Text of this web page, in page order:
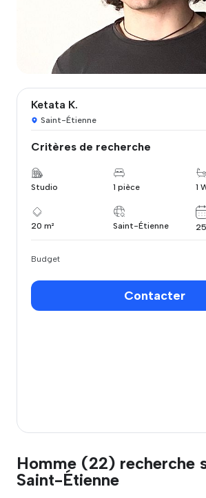
Ketata K.
Saint-Étienne
Critères de recherche
Studio 1 pièce 1
20 m² Saint-Étienne
Budget
Contacter
Homme (22) recherche
Saint-Étienne